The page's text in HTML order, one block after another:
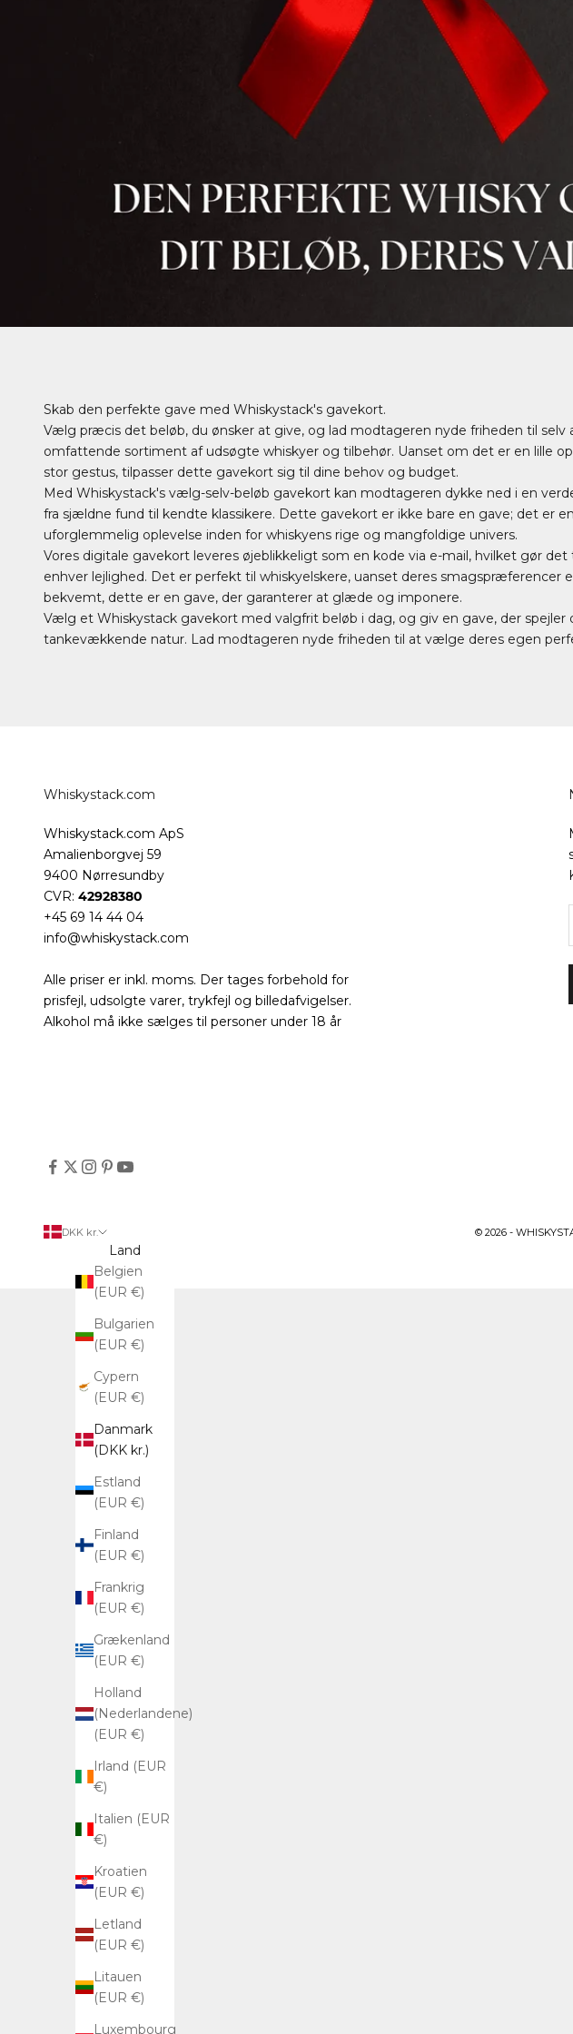
Skab den perfekte gave med Whiskystack's gavekort.
Vælg præcis det beløb, du ønsker at give, og lad modtageren nyde friheden til selv
omfattende sortiment af udsøgte whiskyer og tilbehør. Uanset om det er en lille
stor gestus, tilpasser dette gavekort sig til dine behov og budget.
Med Whiskystack's vælg-selv-beløb gavekort kan modtageren dykke ned i en
fra sjældne fund til kendte klassikere. Dette gavekort er ikke bare en gave; det er
uforglemmelig oplevelse inden for whiskyens rige og mangfoldige univers.
Vores digitale gavekort leveres øjeblikkeligt som en kode via e-mail, hvilket gør det
enhver lejlighed. Det er perfekt til whiskyelskere, uanset deres smagspræferencer
bekvemt, dette er en gave, der garanterer at glæde og imponere.
Vælg et Whiskystack gavekort med valgfrit beløb i dag, og giv en gave, der spejler
tankevækkende natur. Lad modtageren nyde friheden til at vælge deres egen
Whiskystack.com
Whiskystack.com ApS
Amalienborgvej 59
9400 Nørresundby
CVR: 42928380
+45 69 14 44 04
info@whiskystack.com
Alle priser er inkl. moms. Der tages forbehold for
prisfejl, udsolgte varer, trykfejl og billedafvigelser.
Alkohol må ikke sælges til personer under 18 år
DKK kr.
Land
Belgien
(EUR €)
Bulgarien
(EUR €)
Cypern
(EUR €)
Danmark
(DKK kr.)
Estland
(EUR €)
Finland
(EUR €)
Frankrig
(EUR €)
Grækenland
(EUR €)
Holland
(Nederlandene)
(EUR €)
Irland (EUR
€)
Italien (EUR
€)
Kroatien
(EUR €)
Letland
(EUR €)
Litauen
(EUR €)
Luxembourg
© 2026 -